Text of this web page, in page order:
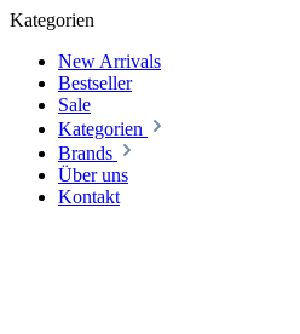
Kategorien
New Arrivals
Bestseller
Sale
Kategorien
Brands
Über uns
Kontakt